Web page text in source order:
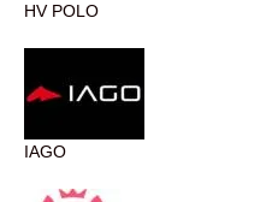
HV POLO
IAGO